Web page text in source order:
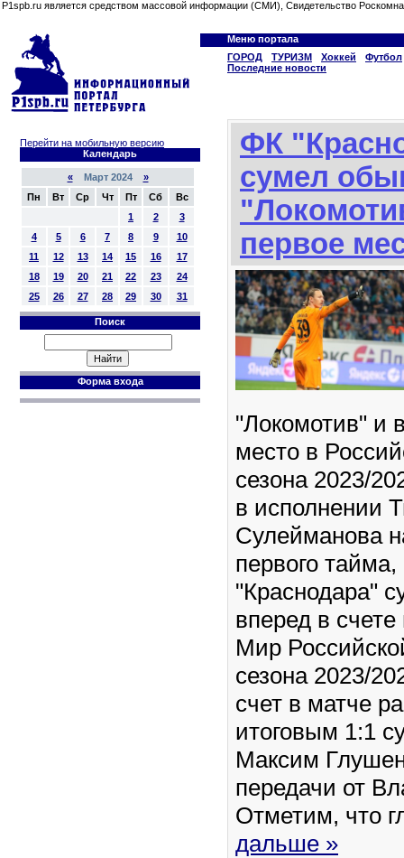
P1spb.ru является средством массовой информации (СМИ), Свидетельство
Меню портала
ГОРОД
ТУРИЗМ Хоккей
Футбол
Последние новости
Перейти на мобильную версию
Календарь
«Март 2024 »
Пн
Вт Ср Чт Пт Сб
Вс
1
2
3
4
5 6 7 8 9
10
11
12 13 14 15 16
17
18
19 20 21 22 23
24
25
26 27 28 29 30 31
Поиск
Форма входа
ФК
сумел
первое
"Локомотив" и
место в
сезона 2023/
в исполнении
Сулейманова
первого
"Краснодара"
вперед в
Мир
сезона 2023/
счет в матче
итоговым 1:1
Максим
передачи от
Отметим, что
дальше »